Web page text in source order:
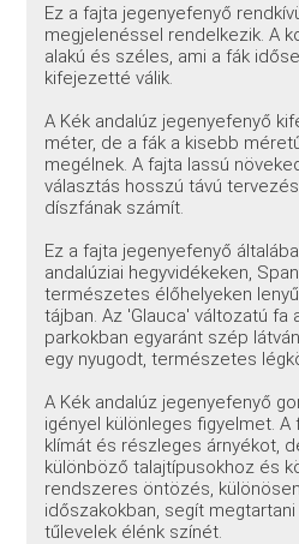
Ez a fajta jegenyefenyő
megjelenéssel rendelkezik. A
alakú és széles, ami a fák
kifejezetté válik.
A Kék andalúz jegenyefenyő
méter, de a fák a kisebb
megélnek. A fajta lassú
választás hosszú távú
díszfának számít.
Ez a fajta jegenyefenyő
andalúziai hegyvidékeken,
természetes élőhelyeken
tájban. Az 'Glauca' változatú fa
parkokban egyaránt szép
egy nyugodt, természetes
A Kék andalúz jegenyefenyő
igényel különleges figyelmet.
klímát és részleges árnyékot,
különböző talajtípusokhoz és
rendszeres öntözés,
időszakokban, segít
tűlevelek élénk színét.